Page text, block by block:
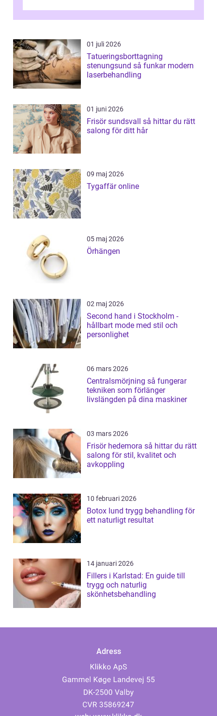
01 juli 2026
Tatueringsborttagning
stenungsund så funkar modern
laserbehandling
01 juni 2026
Frisör sundsvall så hittar du rätt
salong för ditt hår
09 maj 2026
Tygaffär online
05 maj 2026
Örhängen
02 maj 2026
Second hand i Stockholm -
hållbart mode med stil och
personlighet
06 mars 2026
Centralsmörjning så fungerar
tekniken som förlänger
livslängden på dina maskiner
03 mars 2026
Frisör hedemora så hittar du rätt
salong för stil, kvalitet och
avkoppling
10 februari 2026
Botox lund trygg behandling för
ett naturligt resultat
14 januari 2026
Fillers i Karlstad: En guide till
trygg och naturlig
skönhetsbehandling
Adress